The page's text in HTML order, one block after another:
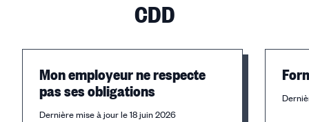
CDD
Mon employeur ne respecte
pas ses obligations
Dernière mise à jour le 18 juin 2026